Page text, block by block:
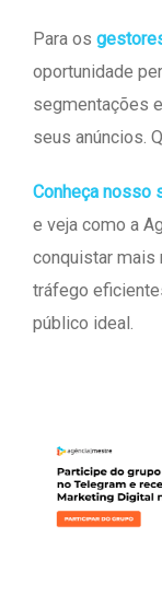
Para os
oportunidade
segmentações
seus anúncios.
Conheça nosso
e veja como a
conquistar mais
tráfego
público ideal.